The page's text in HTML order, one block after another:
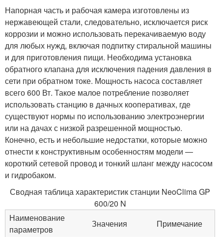
Напорная часть и рабочая камера изготовлены из
нержавеющей стали, следовательно, исключается риск
коррозии и можно использовать перекачиваемую воду
для любых нужд, включая подпитку стиральной машины
и для приготовления пищи. Необходима установка
обратного клапана для исключения падения давления в
сети при обратном токе. Мощность насоса составляет
всего 600 Вт. Такое малое потребление позволяет
использовать станцию в дачных кооперативах, где
существуют нормы по использованию электроэнергии
или на дачах с низкой разрешенной мощностью.
Конечно, есть и небольшие недостатки, которые можно
отнести к конструктивным особенностям модели —
короткий сетевой провод и тонкий шланг между насосом
и гидробаком.
Сводная таблица характеристик станции NeoClima GP
600/20 N
Наименование
параметров
Значения Примечание